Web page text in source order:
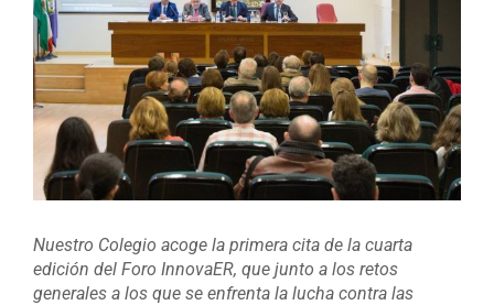
grande
Nuestro Colegio acoge la primera cita de la cuarta
edición del Foro InnovaER, que junto a los retos
generales a los que se enfrenta la lucha contra las